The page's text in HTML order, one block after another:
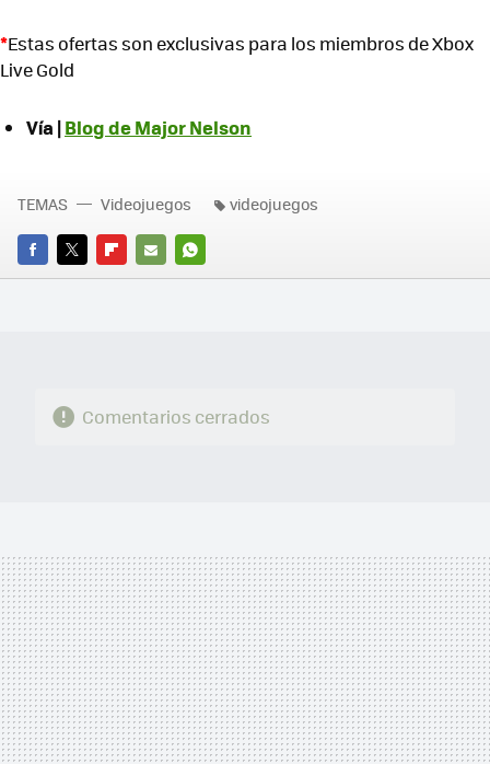
*Estas ofertas son exclusivas para los miembros de Xbox
Live Gold
Vía |Blog de Major Nelson
FACEBOOK
TWITTERFLIPBOARD
E-
WHATSAPP
TEMAS Videojuegos videojuegos
Comentarios cerrados